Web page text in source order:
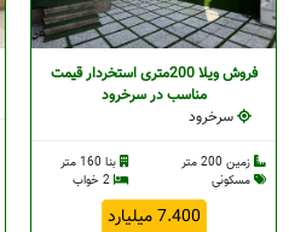
فروش ویلا 200متری استخردار قیمت
مناسب در سرخرود
سرخرود
زمین 200 متر
بنا 160 متر
مسکونی
7.400 میلیارد